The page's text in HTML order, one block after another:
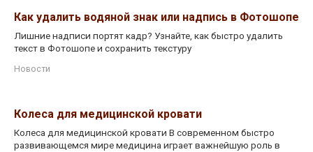
Как удалить водяной знак или надпись в Фотошопе
Лишние надписи портят кадр? Узнайте, как быстро удалить
текст в Фотошопе и сохранить текстуру
Новости
Колеса для медицинской кровати
Колеса для медицинской кровати В современном быстро
развивающемся мире медицина играет важнейшую роль в